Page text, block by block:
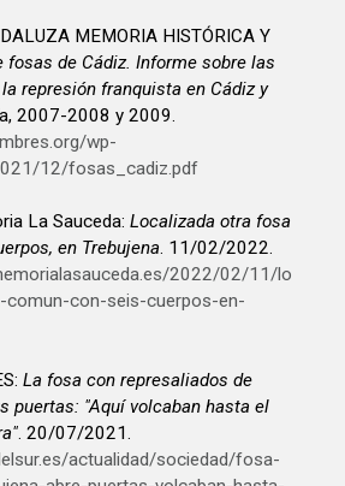
MEMORIA HISTÓRICA Y
fosas de Cádiz. Informe sobre las
represión franquista en Cádiz y
2007-2008 y 2009.
wp-
12/fosas_cadiz.pdf
La Sauceda:Localizada otra fosa
en Trebujena. 11/02/2022.
2022/02/11/lo
con-seis-cuerpos-en-
La fosa con represaliados de
puertas: "Aquí volcaban hasta el
. 20/07/2021.
actualidad/sociedad/fosa-